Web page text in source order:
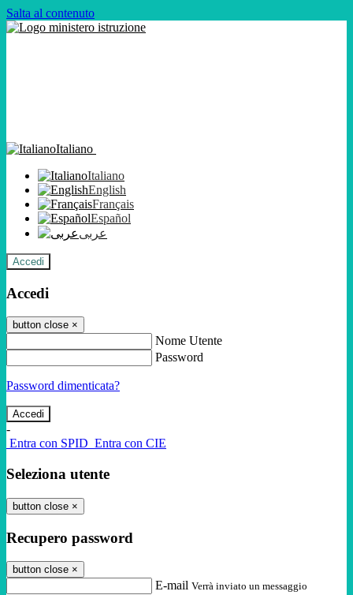
Salta al contenuto
Italiano
Italiano
English
Français
Español
عربى
Accedi
Accedi
button close ×
Nome Utente
Password
Password dimenticata?
-
Entra con SPID Entra con CIE
Seleziona utente
button close ×
Recupero password
button close ×
E-mail Verrà inviato un messaggio